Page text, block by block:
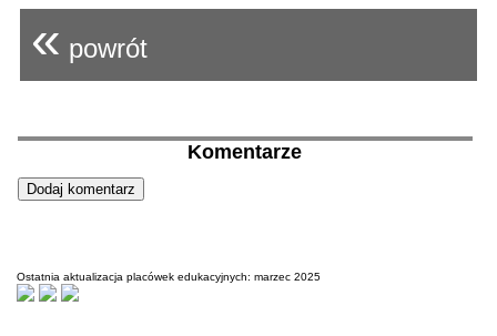
« powrót
Komentarze
Ostatnia aktualizacja placówek edukacyjnych: marzec 2025